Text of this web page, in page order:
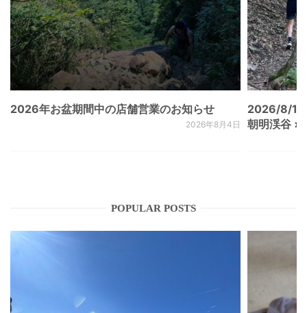
2026年お盆期間中の店舗営業のお知らせ
2026年8月4日
2026/8/
朝明渓谷 ×
POPULAR POSTS